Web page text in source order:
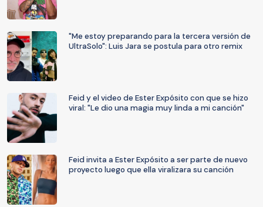
"Me estoy preparando para la tercera versión de
UltraSolo": Luis Jara se postula para otro remix
Feid y el video de Ester Expósito con que se hizo
viral: "Le dio una magia muy linda a mi canción"
Feid invita a Ester Expósito a ser parte de nuevo
proyecto luego que ella viralizara su canción